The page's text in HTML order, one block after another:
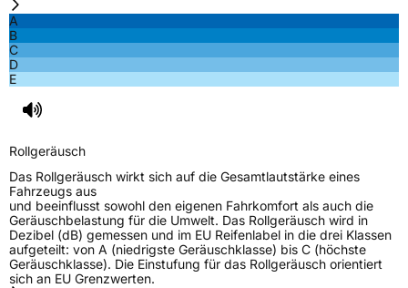
A
B
C
D
E
Rollgeräusch
Das Rollgeräusch wirkt sich auf die Gesamtlautstärke eines
Fahrzeugs aus
und beeinflusst sowohl den eigenen Fahrkomfort als auch die
Geräuschbelastung für die Umwelt. Das Rollgeräusch wird in
Dezibel (dB) gemessen und im EU Reifenlabel in die drei Klassen
aufgeteilt: von A (niedrigste Geräuschklasse) bis C (höchste
Geräuschklasse). Die Einstufung für das Rollgeräusch orientiert
sich an EU Grenzwerten.